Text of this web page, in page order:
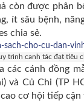
còn được phân
ít sâu bệnh,
chia sẻ.
trình canh tác đạt tiêu
các cánh đồng
và Củ Chi (TP
cơ hội tiếp cận